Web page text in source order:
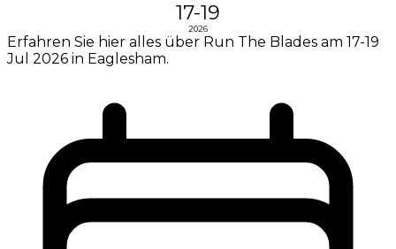
17-19
2026
Erfahren Sie hier alles über Run The Blades am 17-19
Jul 2026 in Eaglesham.